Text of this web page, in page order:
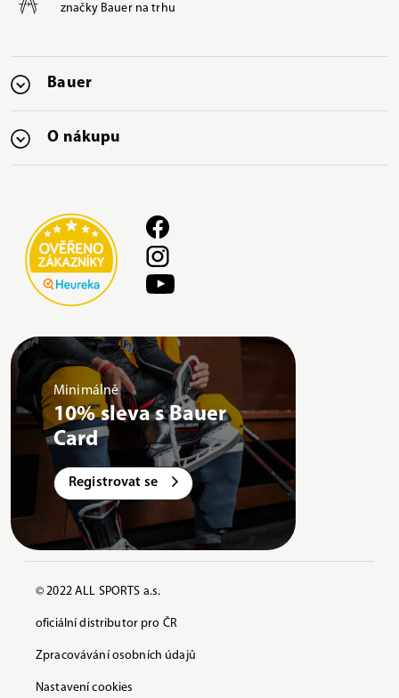
značky Bauer na trhu
Bauer
O nákupu
Minimálně
10% sleva s Bauer
Card
Registrovat se
© 2022 ALL SPORTS a.s.
oficiální distributor pro ČR
Zpracovávání osobních údajů
Nastavení cookies